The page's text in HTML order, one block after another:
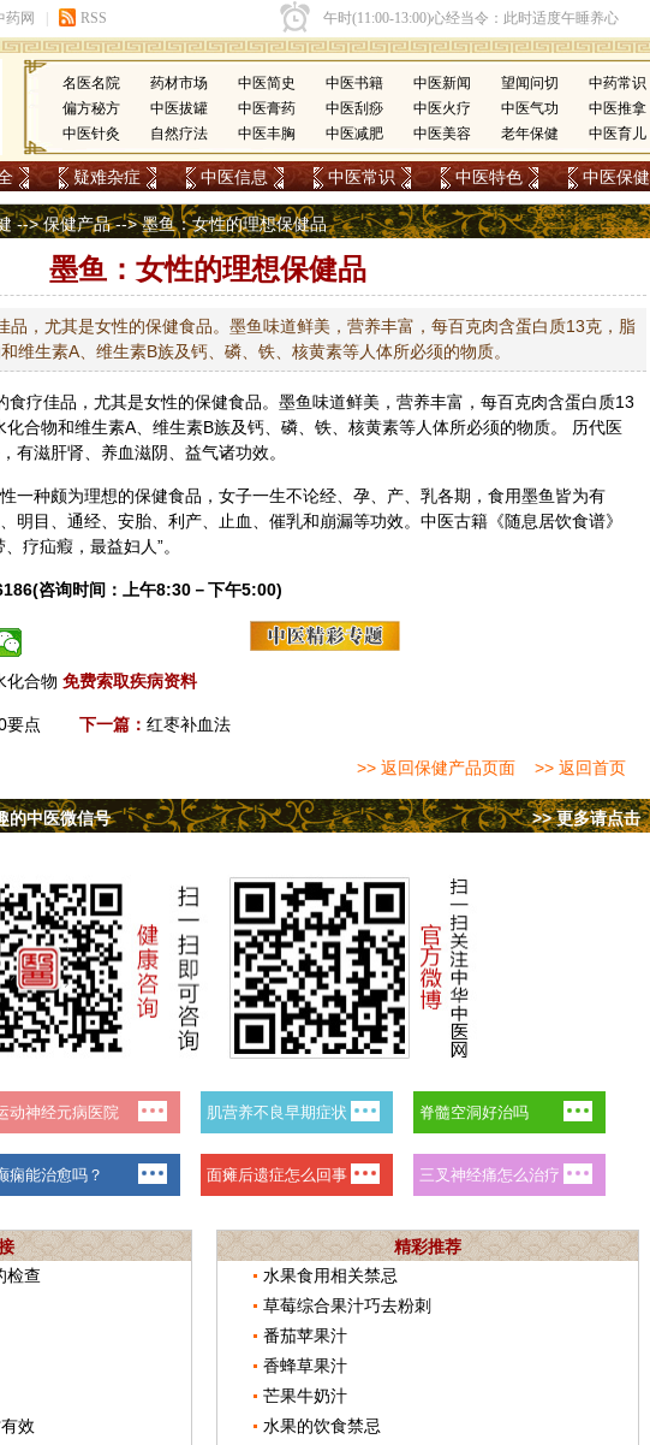
名医名院 药材市场 中医简史 中医书籍 中医新闻 望闻问切 中药常识
偏方秘方
中医拔罐 中医膏药 中医刮痧 中医火疗 中医气功 中医推拿
中医针灸
自然疗法 中医丰胸 中医减肥 中医美容 老年保健 中医育儿
疑难杂症 中医信息 中医常识 中医特色 中医保健
-->保健产品--> 墨鱼：女性的理想保健品
墨鱼：女性的理想保健品
品，尤其是女性的保健食品。墨鱼味道鲜美，营养丰富，每百克肉含蛋白质13克，脂
维生素A、维生素B族及钙、磷、铁、核黄素等人体所必须的物质。
食疗佳品，尤其是女性的保健食品。墨鱼味道鲜美，营养丰富，每百克肉含蛋白质13
合物和维生素A、维生素B族及钙、磷、铁、核黄素等人体所必须的物质。 历代医
有滋肝肾、养血滋阴、益气诸功效。
一种颇为理想的保健食品，女子一生不论经、孕、产、乳各期，食用墨鱼皆为有
明目、通经、安胎、利产、止血、催乳和崩漏等功效。 中医古籍《随息居饮食谱》
疗疝瘕，最益妇人”。
咨询时间：上午8:30－下午5:00)
化合物 免费索取疾病资料
要点 下一篇： 红枣补血法
>> 返回保健产品页面 >> 返回首页
>> 更多请点击
的中医微信号
检查
效
精彩推荐
水果食用相关禁忌
草莓综合果汁巧去粉刺
番茄苹果汁
香蜂草果汁
芒果牛奶汁
水果的饮食禁忌